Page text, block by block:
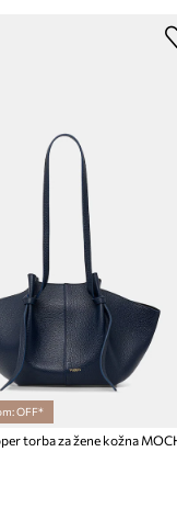
OFF*
torba za žene kožna